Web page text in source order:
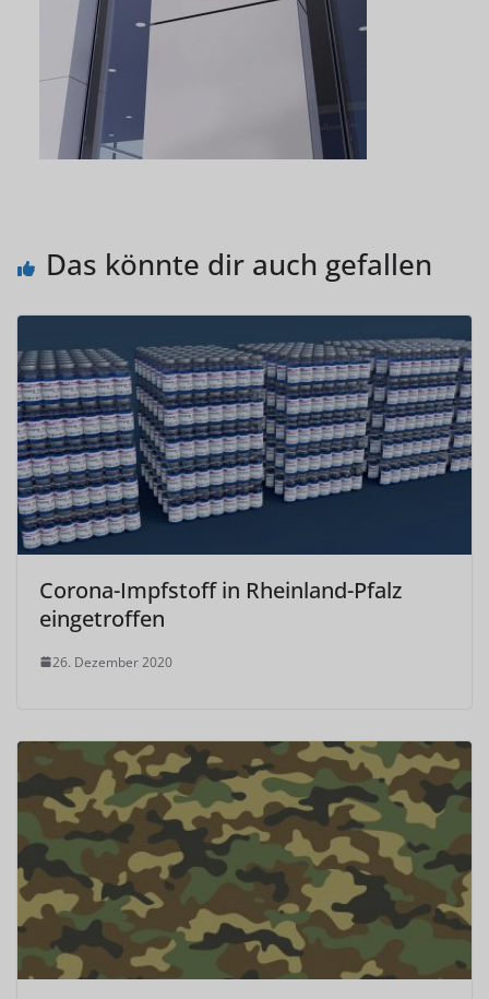
Das könnte dir auch gefallen
Corona-Impfstoff in Rheinland-Pfalz
eingetroffen
26. Dezember 2020